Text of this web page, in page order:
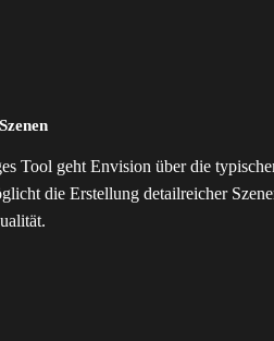
Tool geht Envision über die
die Erstellung detailreicher